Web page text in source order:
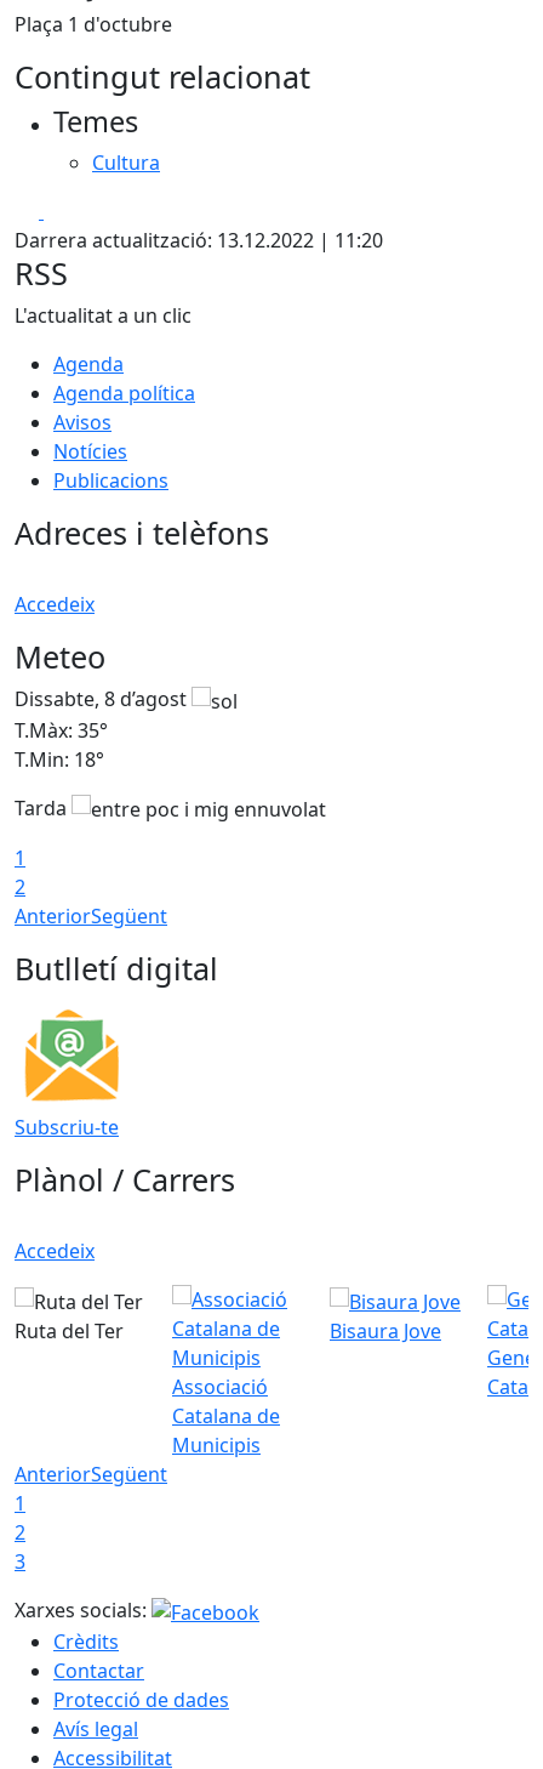
Plaça 1 d'octubre
Contingut relacionat
Temes
Cultura
Darrera actualització: 13.12.2022 | 11:20
RSS
L'actualitat a un clic
Agenda
Agenda política
Avisos
Notícies
Publicacions
Adreces i telèfons
Accedeix
Meteo
Dissabte, 8 d’agost
T.Màx: 35°
T.Min: 18°
Tarda
1
2
AnteriorSegüent
Butlletí digital
Subscriu-te
Plànol / Carrers
Accedeix
Ruta del Ter
Associació
Catalana de
Municipis
Bisaura Jove
AnteriorSegüent
1
2
3
Xarxes socials:
Crèdits
Contactar
Protecció de dades
Avís legal
Accessibilitat